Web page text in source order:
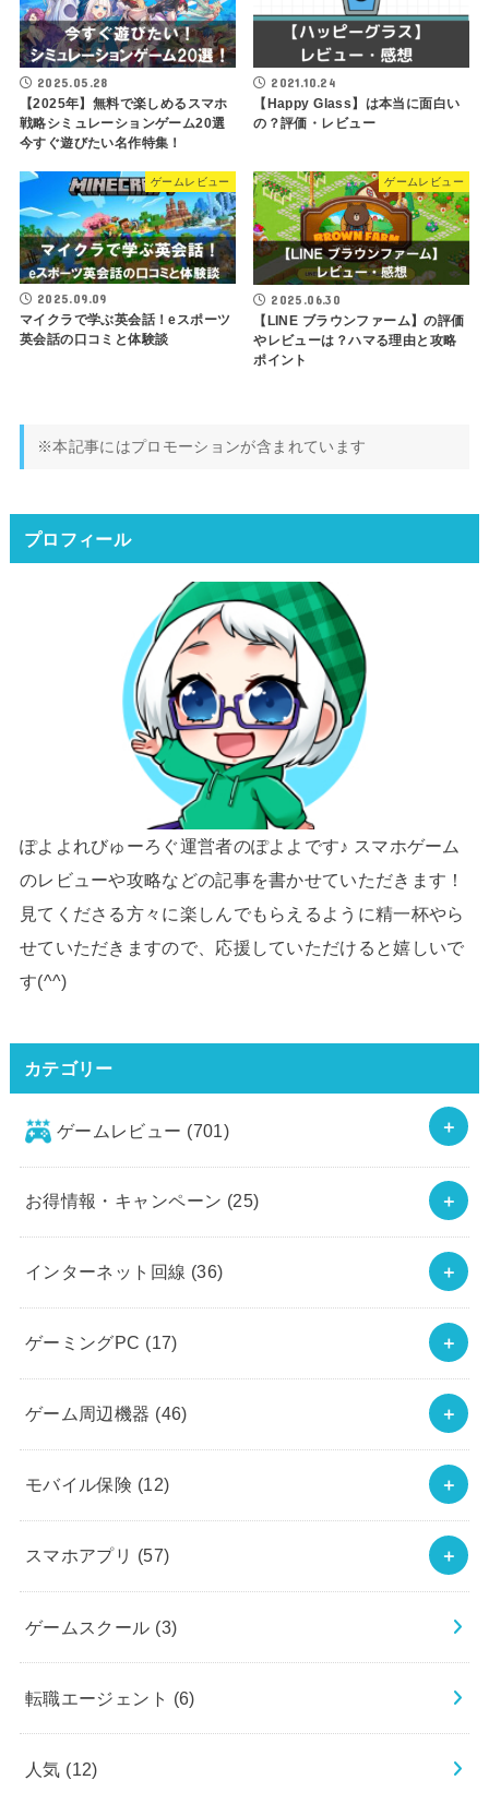
2025.05.28
【2025年】無料で楽しめるスマホ
戦略シミュレーションゲーム20選
今すぐ遊びたい名作特集！
2021.10.24
【Happy Glass】は本当に面白い
の？評価・レビュー
ゲームレビュー
2025.09.09
マイクラで学ぶ英会話！eスポーツ
英会話の口コミと体験談
ゲームレビュー
2025.06.30
【LINE ブラウンファーム】の評価
やレビューは？ハマる理由と攻略
ポイント
※本記事にはプロモーションが含まれています
プロフィール
ぽよよれびゅーろぐ運営者のぽよよです♪ スマホゲーム
のレビューや攻略などの記事を書かせていただきます！
見てくださる方々に楽しんでもらえるように精一杯やら
せていただきますので、応援していただけると嬉しいで
す(^^)
カテゴリー
ゲームレビュー (701)
お得情報・キャンペーン (25)
インターネット回線 (36)
ゲーミングPC (17)
ゲーム周辺機器 (46)
モバイル保険 (12)
スマホアプリ (57)
ゲームスクール (3)
転職エージェント (6)
人気 (12)